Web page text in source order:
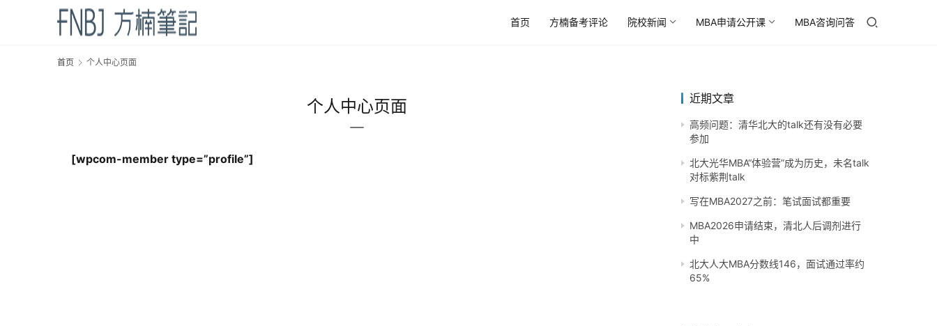
首页 方楠备考评论 院校新闻 MBA申请公开课 MBA咨询问答
首页 个人中心页面
个人中心页面
[wpcom-member type=”profile”]
近期文章
高频问题：清华北大的talk还有没有必要
参加
北大光华MBA“体验营”成为历史，未名talk
对标紫荆talk
写在MBA2027之前：笔试面试都重要
MBA2026申请结束，清北人后调剂进行
中
北大人大MBA分数线146，面试通过率约
65%